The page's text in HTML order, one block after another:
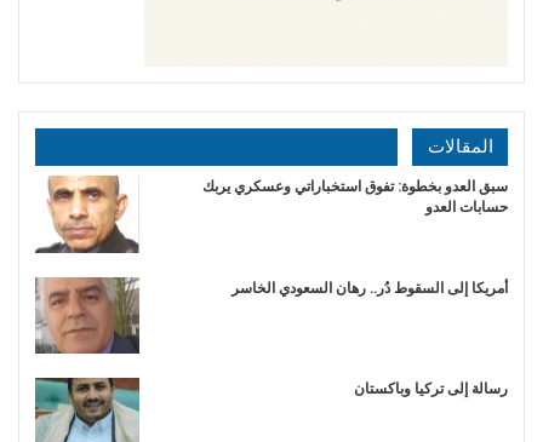
المقالات
سبق العدو بخطوة: تفوق استخباراتي وعسكري يربك
حسابات العدو
أمريكا إلى السقوط دُر.. رهان السعودي الخاسر
رسالة إلى تركيا وباكستان